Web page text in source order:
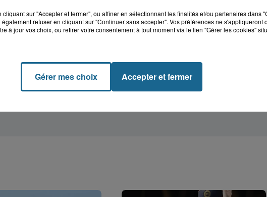
cliquant sur "Accepter et fermer", ou affiner en sélectionnant les finalités et/ou partenaires dans
refuser en cliquant sur "Continuer sans accepter". Vos préférences ne s'appliqueront
à jour vos choix, ou retirer votre consentement à tout moment via le lien "Gérer les cookies"
Gérer mes choix Accepter et fermer